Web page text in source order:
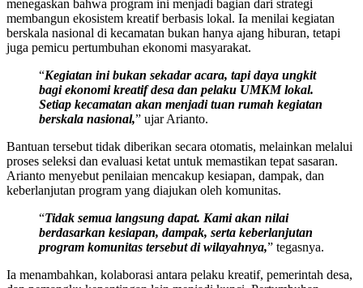
menegaskan bahwa program ini menjadi bagian dari strategi
membangun ekosistem kreatif berbasis lokal. Ia menilai kegiatan
berskala nasional di kecamatan bukan hanya ajang hiburan, tetapi
juga pemicu pertumbuhan ekonomi masyarakat.
“Kegiatan ini bukan sekadar acara, tapi daya ungkit
bagi ekonomi kreatif desa dan pelaku UMKM lokal.
Setiap kecamatan akan menjadi tuan rumah kegiatan
berskala nasional,” ujar Arianto.
Bantuan tersebut tidak diberikan secara otomatis, melainkan melalui
proses seleksi dan evaluasi ketat untuk memastikan tepat sasaran.
Arianto menyebut penilaian mencakup kesiapan, dampak, dan
keberlanjutan program yang diajukan oleh komunitas.
“Tidak semua langsung dapat. Kami akan nilai
berdasarkan kesiapan, dampak, serta keberlanjutan
program komunitas tersebut di wilayahnya,” tegasnya.
Ia menambahkan, kolaborasi antara pelaku kreatif, pemerintah desa,